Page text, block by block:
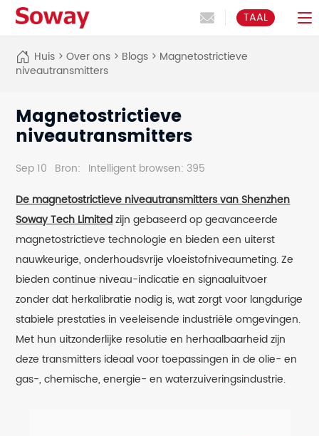
TAAL
Huis> Over ons> Blogs> Magnetostrictieve
niveautransmitters
Magnetostrictieve
niveautransmitters
Sep 10 Bron: Intelligent browsen: 395
De magnetostrictieve niveautransmittersvan Shenzhen
Soway Tech Limitedzijn gebaseerd op geavanceerde
magnetostrictieve technologie en bieden een uiterst
nauwkeurige, onderhoudsvrije vloeistofniveaumeting. Ze
bieden continue niveau-indicatie en signaaluitvoer
zonder dat herkalibratie nodig is, wat zorgt voor langdurige
stabiele prestaties in veeleisende industriële omgevingen.
Met hun uitzonderlijke resolutie en herhaalbaarheid zijn
deze transmitters ideaal voor toepassingen in de olie- en
gas-, chemische, energie- en waterzuiveringsindustrie.